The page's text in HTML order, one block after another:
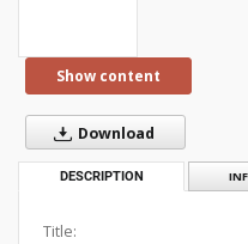
Show content
Download
DESCRIPTION
Title: